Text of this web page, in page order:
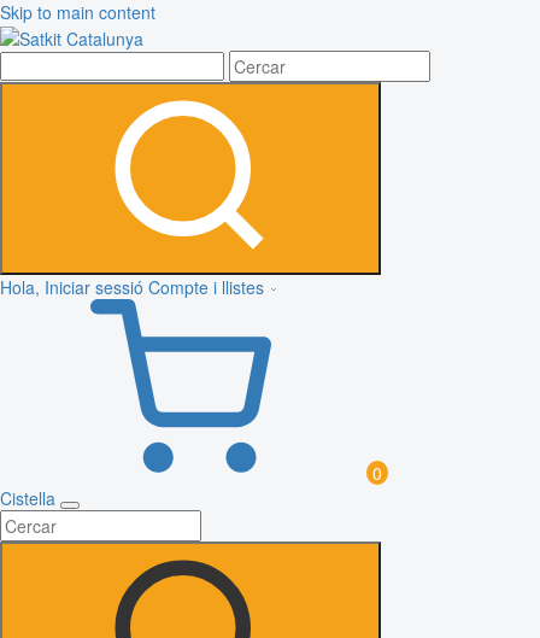
Skip to main content
Hola, Iniciar sessió Compte i llistes
0
Cistella